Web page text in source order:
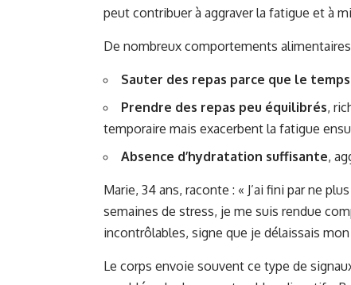
peut contribuer à aggraver la fatigue et à
De nombreux comportements
Sauter des repas parce que le
Prendre des repas peu équilibrés,
temporaire mais exacerbent la fatigue
Absence d’hydratation suffisante,
Marie, 34 ans, raconte : « J’ai fini par ne
semaines de stress, je me suis rendue
incontrôlables, signe que je délaissais mon
Le corps envoie souvent ce type de